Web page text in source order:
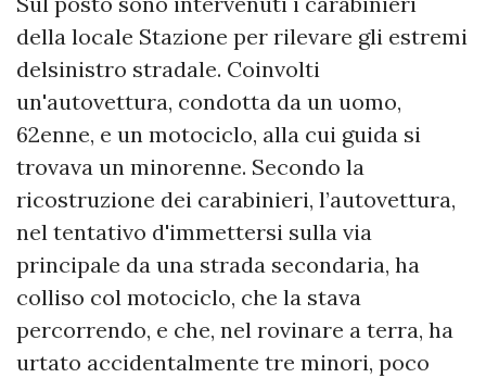
della locale Stazione per rilevare gli estremi
delsinistro stradale. Coinvolti
un'autovettura, condotta da un uomo,
62enne, e un motociclo, alla cui guida si
trovava un minorenne. Secondo la
ricostruzione dei carabinieri, l’autovettura,
nel tentativo d'immettersi sulla via
principale da una strada secondaria, ha
colliso col motociclo, che la stava
percorrendo, e che, nel rovinare a terra, ha
urtato accidentalmente tre minori, poco